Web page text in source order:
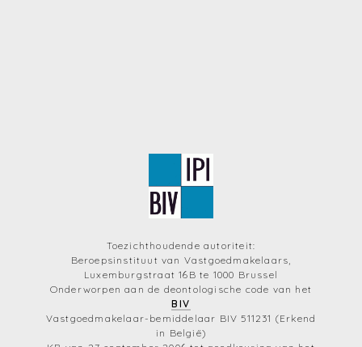
Toezichthoudende autoriteit:
Beroepsinstituut van Vastgoedmakelaars,
Luxemburgstraat 16B te 1000 Brussel
Onderworpen aan de deontologische code van het
BIV
Vastgoedmakelaar-bemiddelaar BIV 511231 (Erkend
in België)